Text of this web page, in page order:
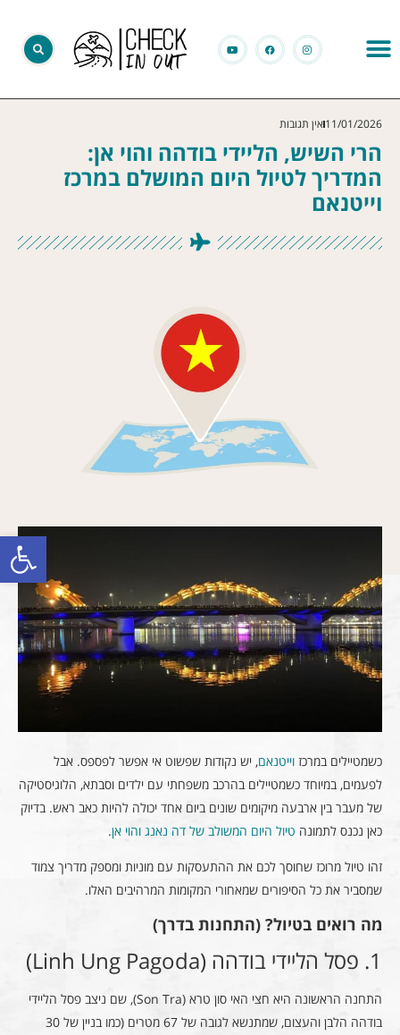
פתח
11/01/2026 אין תגובות
הרי השיש, הליידי בודהה והוי אן:
המדריך לטיול היום המושלם במרכז
וייטנאם
כשמטיילים במרכז וייטנאם, יש נקודות שפשוט אי אפשר לפספס. אבל
לפעמים, במיוחד כשמטיילים בהרכב משפחתי עם ילדים וסבתא, הלוגיסטיקה
של מעבר בין ארבעה מיקומים שונים ביום אחד יכולה להיות כאב ראש. בדיוק
כאן נכנס לתמונה טיול היום המשולב של דה נאנג והוי אן.
זהו טיול מרוכז שחוסך לכם את ההתעסקות עם מוניות ומספק מדריך צמוד
שמסביר את כל הסיפורים שמאחורי המקומות המרהיבים האלו.
מה רואים בטיול? (התחנות בדרך)
1. פסל הליידי בודהה (Linh Ung Pagoda)
התחנה הראשונה היא חצי האי סון טרא (Son Tra), שם ניצב פסל הליידי
בודהה הלבן והעצום, שמתנשא לגובה של 67 מטרים (כמו בניין של 30